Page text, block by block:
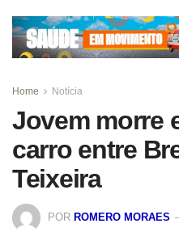
Home Notícia
Jovem morre
carro entre
Teixeira
POR ROMERO MORAES